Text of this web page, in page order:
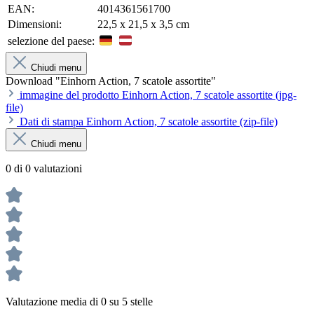
EAN:
4014361561700
Dimensioni:
22,5 x 21,5 x 3,5 cm
selezione del paese:
Chiudi menu
Download "Einhorn Action, 7 scatole assortite"
immagine del prodotto Einhorn Action, 7 scatole assortite (jpg-
file)
Dati di stampa Einhorn Action, 7 scatole assortite (zip-file)
Chiudi menu
0 di 0 valutazioni
Valutazione media di 0 su 5 stelle